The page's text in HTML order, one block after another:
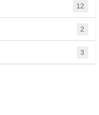
12
2
3